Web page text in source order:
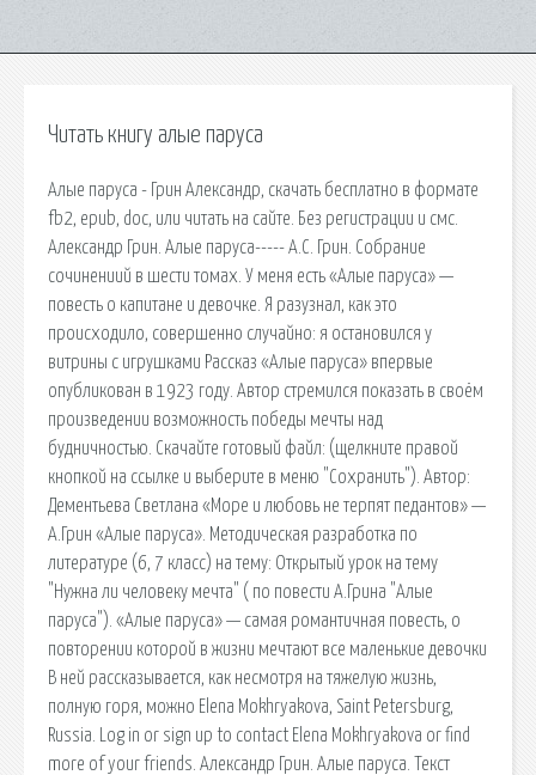
Читать книгу алые паруса
Алые паруса - Грин Александр, скачать бесплатно в формате
fb2, epub, doc, или читать на сайте. Без регистрации и смс.
Александр Грин. Алые паруса----- А.С. Грин. Собрание
сочинениий в шести томах. У меня есть «Алые паруса» —
повесть о капитане и девочке. Я разузнал, как это
происходило, совершенно случайно: я остановился у
витрины с игрушками Рассказ «Алые паруса» впервые
опубликован в 1923 году. Автор стремился показать в своём
произведении возможность победы мечты над
будничностью. Скачайте готовый файл: (щелкните правой
кнопкой на ссылке и выберите в меню "Сохранить"). Автор:
Дементьева Светлана «Море и любовь не терпят педантов» —
А.Грин «Алые паруса». Методическая разработка по
литературе (6, 7 класс) на тему: Открытый урок на тему
"Нужна ли человеку мечта" ( по повести А.Грина "Алые
паруса"). «Алые паруса» — самая романтичная повесть, о
повторении которой в жизни мечтают все маленькие девочки
В ней рассказывается, как несмотря на тяжелую жизнь,
полную горя, можно Elena Mokhryakova, Saint Petersburg,
Russia. Log in or sign up to contact Elena Mokhryakova or find
more of your friends. Александр Грин. Алые паруса. Текст